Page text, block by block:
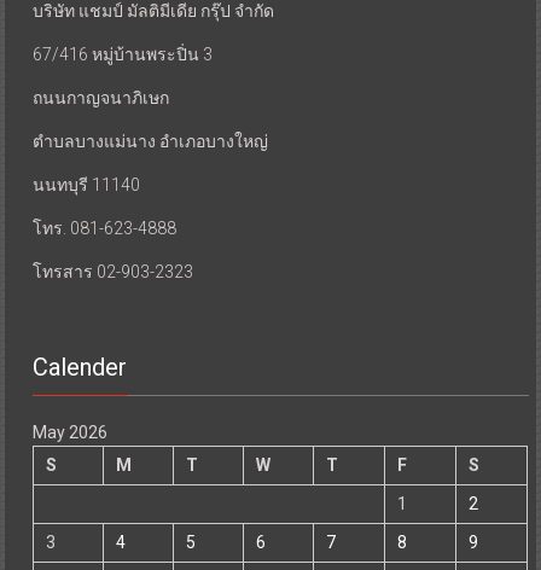
บริษัท แชมป์ มัลติมีเดีย กรุ๊ป จำกัด
67/416 หมู่บ้านพระปิ่น 3
ถนนกาญจนาภิเษก
ตำบลบางแม่นาง อำเภอบางใหญ่
นนทบุรี 11140
โทร. 081-623-4888
โทรสาร 02-903-2323
Calender
May 2026
S
M T W T F
S
1
2
3
4 5 6 7 8 9